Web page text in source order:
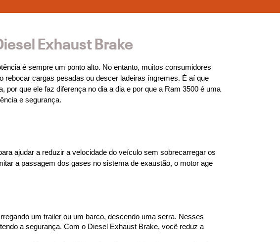
Exhaust Brake
é sempre um ponto alto. No entanto, muitos consumidores
cargas pesadas ou descer ladeiras íngremes. É aí que
que ele faz diferença no dia a dia e por que a Ram 3500 é uma
e segurança.
ajudar a reduzir a velocidade do veículo sem sobrecarregar os
a passagem dos gases no sistema de exaustão, o motor age
um trailer ou um barco, descendo uma serra. Nesses
a segurança. Com o Diesel Exhaust Brake, você reduz a